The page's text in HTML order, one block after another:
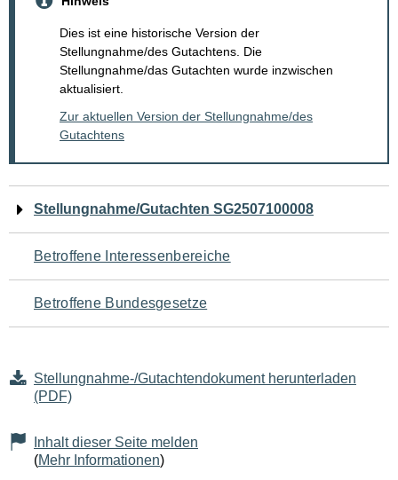
Dies ist eine historische Version der
Stellungnahme/des Gutachtens. Die
Stellungnahme/das Gutachten wurde inzwischen
aktualisiert.
Zur aktuellen Version der Stellungnahme/des
Gutachtens
Navigation
für
den
Seiteninhalt
Stellungnahme/Gutachten SG2507100008
Betroffene Interessenbereiche
Betroffene Bundesgesetze
Stellungnahme-/Gutachtendokument herunterladen
(PDF)
Inhalt dieser Seite melden
(Mehr Informationen)